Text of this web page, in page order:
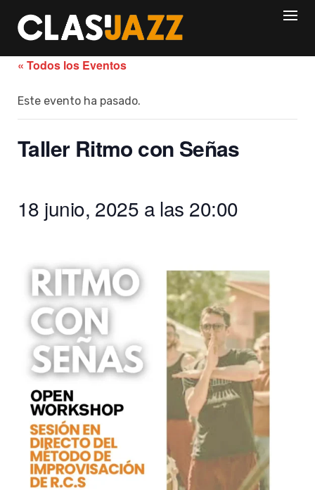
content
« Todos los Eventos
Este evento ha pasado.
Taller Ritmo con Señas
18 junio, 2025 a las 20:00